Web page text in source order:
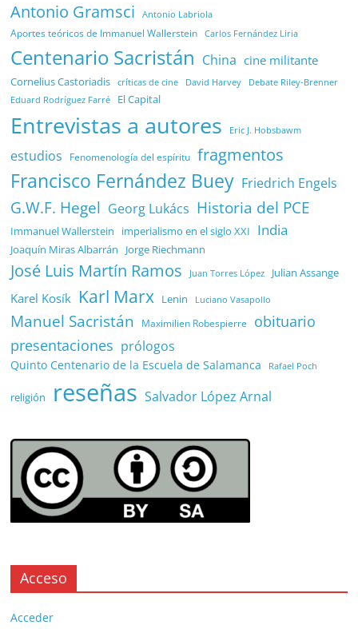
Antonio Gramsci Antonio Labriola
Aportes teóricos de Immanuel Wallerstein Carlos Fernández Liria
Centenario Sacristán China cine militante
Cornelius Castoriadis críticas de cine David Harvey Debate Riley-Brenner
Eduard Rodríguez Farré El Capital
Entrevistas a autores Eric J. Hobsbawm
estudios Fenomenología del espíritu fragmentos
Francisco Fernández Buey Friedrich Engels
G.W.F. Hegel Georg Lukács Historia del PCE
Immanuel Wallerstein imperialismo en el siglo XXI India
Joaquín Miras Albarrán Jorge Riechmann
José Luis Martín Ramos Juan Torres López Julian Assange
Karel Kosík Karl Marx Lenin Luciano Vasapollo
Manuel Sacristán Maximilien Robespierre
obituario
presentaciones prólogos
Quinto Centenario de la Escuela de Salamanca Rafael Poch
religión reseñas Salvador López Arnal
Acceso
Acceder